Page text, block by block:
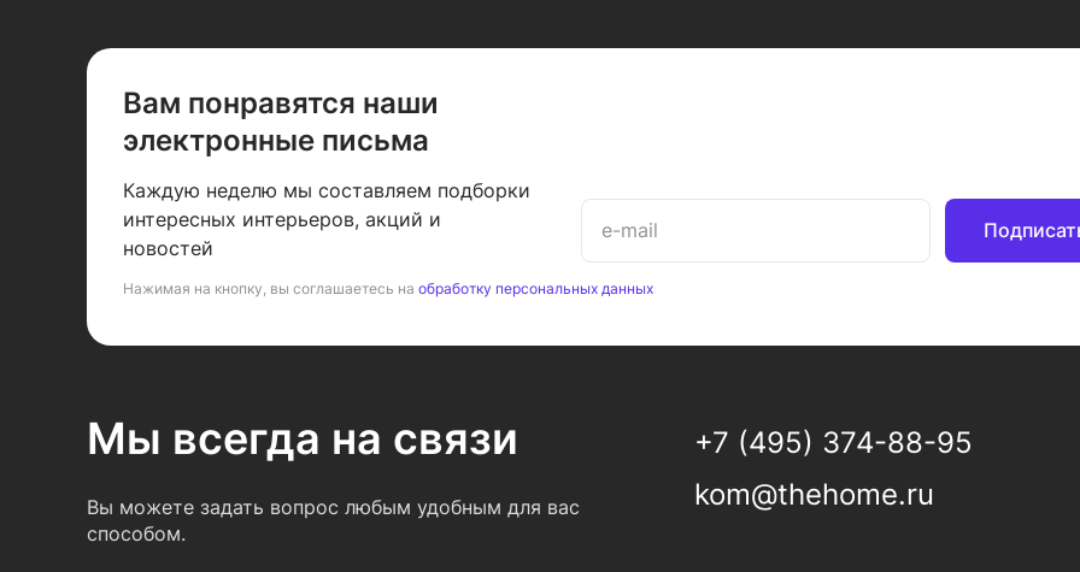
Вам понравятся наши
электронные письма
Каждую неделю мы составляем подборки
интересных интерьеров, акций и
новостей
Нажимая на кнопку, вы соглашаетесь на обработку персональных данных
Мы всегда на связи
Вы можете задать вопрос любым удобным для вас
способом.
+7 (495) 374-88-95
kom@thehome.ru